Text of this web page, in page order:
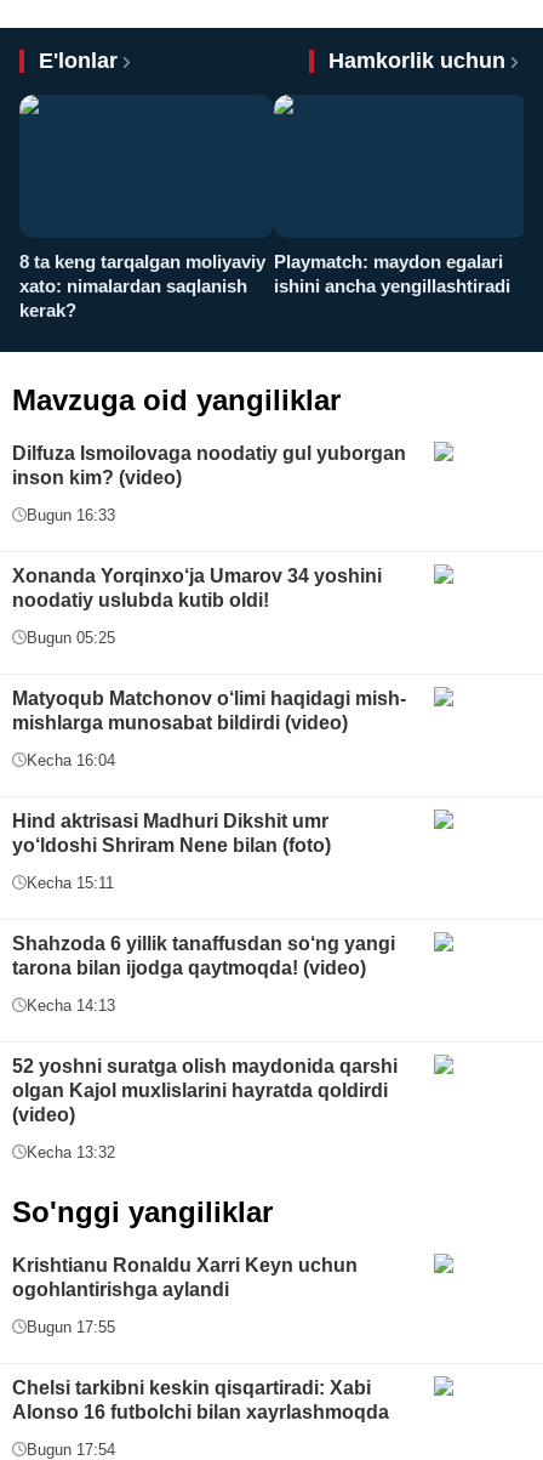
E'lonlar Hamkorlik uchun
8 ta keng tarqalgan moliyaviy
xato: nimalardan saqlanish
kerak?
Playmatch: maydon egalari
ishini ancha yengillashtiradi
Mavzuga oid yangiliklar
Dilfuza Ismoilovaga noodatiy gul yuborgan
inson kim? (video)
Bugun 16:33
Xonanda Yorqinxo‘ja Umarov 34 yoshini
noodatiy uslubda kutib oldi!
Bugun 05:25
Matyoqub Matchonov o‘limi haqidagi mish-
mishlarga munosabat bildirdi (video)
Kecha 16:04
Hind aktrisasi Madhuri Dikshit umr
yo‘ldoshi Shriram Nene bilan (foto)
Kecha 15:11
Shahzoda 6 yillik tanaffusdan so‘ng yangi
tarona bilan ijodga qaytmoqda! (video)
Kecha 14:13
52 yoshni suratga olish maydonida qarshi
olgan Kajol muxlislarini hayratda qoldirdi
(video)
Kecha 13:32
So'nggi yangiliklar
Krishtianu Ronaldu Xarri Keyn uchun
ogohlantirishga aylandi
Bugun 17:55
Chelsi tarkibni keskin qisqartiradi: Xabi
Alonso 16 futbolchi bilan xayrlashmoqda
Bugun 17:54